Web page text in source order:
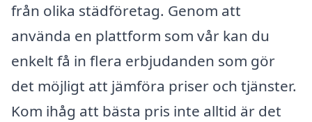
från olika städföretag. Genom att
använda en plattform som vår kan du
enkelt få in flera erbjudanden som gör
det möjligt att jämföra priser och tjänster.
Kom ihåg att bästa pris inte alltid är det